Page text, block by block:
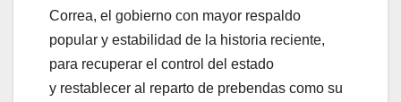
Correa, el gobierno con mayor respaldo
popular y estabilidad de la historia reciente,
para recuperar el control del estado
y restablecer al reparto de prebendas como su